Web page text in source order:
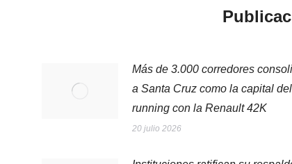
Más de 3.000 corredores
a Santa Cruz como la capital del
running con la Renault 42K
20 julio 2026